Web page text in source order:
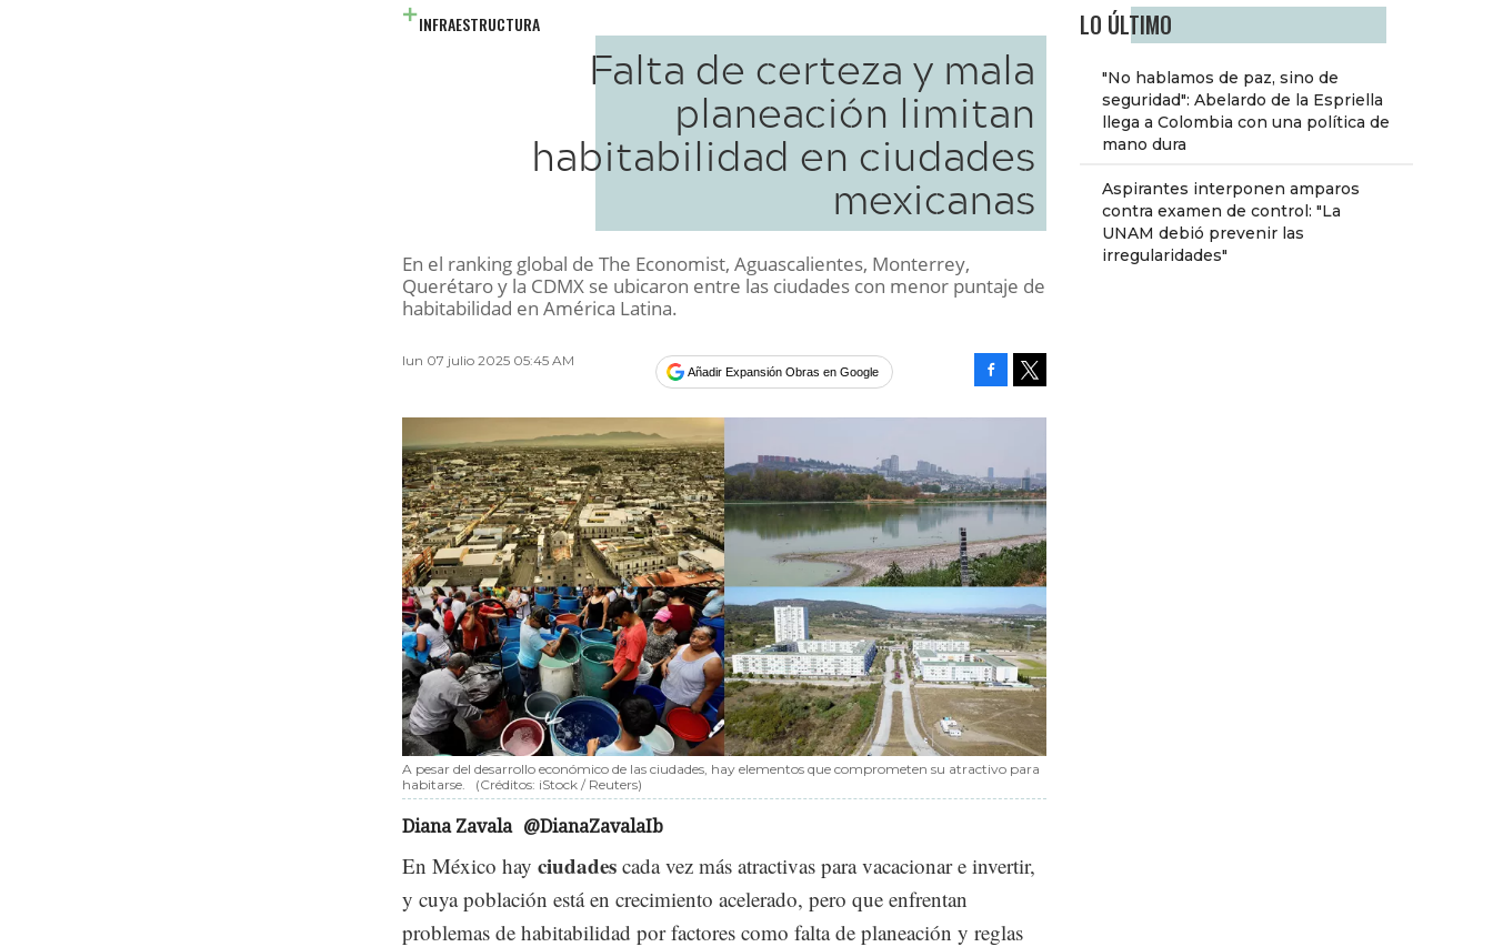
LO ÚLTIMO
"No hablamos de paz, sino de
seguridad": Abelardo de la Espriella
llega a Colombia con una política de
mano dura
Aspirantes interponen amparos
contra examen de control: "La
UNAM debió prevenir las
irregularidades"
INFRAESTRUCTURA
Falta de certeza y mala
planeación limitan
habitabilidad en ciudades
mexicanas
En el ranking global de The Economist, Aguascalientes, Monterrey,
Querétaro y la CDMX se ubicaron entre las ciudades con menor puntaje de
habitabilidad en América Latina.
lun 07 julio 2025 05:45 AM
Añadir Expansión Obras en Google
A pesar del desarrollo económico de las ciudades, hay elementos que comprometen su atractivo para
habitarse.
(Créditos: iStock / Reuters)
Diana Zavala @DianaZavalaIb
En México hay ciudades cada vez más atractivas para vacacionar e invertir,
y cuya población está en crecimiento acelerado, pero que enfrentan
problemas de habitabilidad por factores como falta de planeación y reglas